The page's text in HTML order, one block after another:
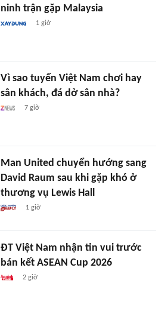
ninh trận gặp Malaysia
1 giờ
Vì sao tuyển Việt Nam chơi hay
sân khách, đá dở sân nhà?
7 giờ
Man United chuyển hướng sang
David Raum sau khi gặp khó ở
thương vụ Lewis Hall
1 giờ
ĐT Việt Nam nhận tin vui trước
bán kết ASEAN Cup 2026
2 giờ